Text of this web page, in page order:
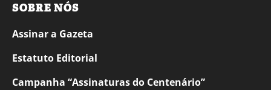
SOBRE NÓS
Assinar a Gazeta
Estatuto Editorial
Campanha “Assinaturas do Centenário”